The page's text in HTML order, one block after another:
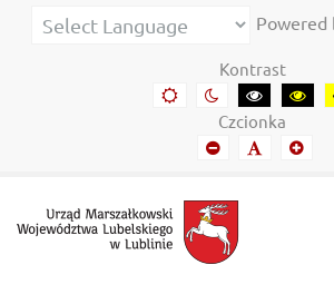
Urząd
Informacje
Lubelszczyźnie
Powered
Kontrast
Domyślny
kontrast
Kontrast
nocny
Kontrast
czarny-
biały
Czcionka
Mniejszy
font
Domyślny
font